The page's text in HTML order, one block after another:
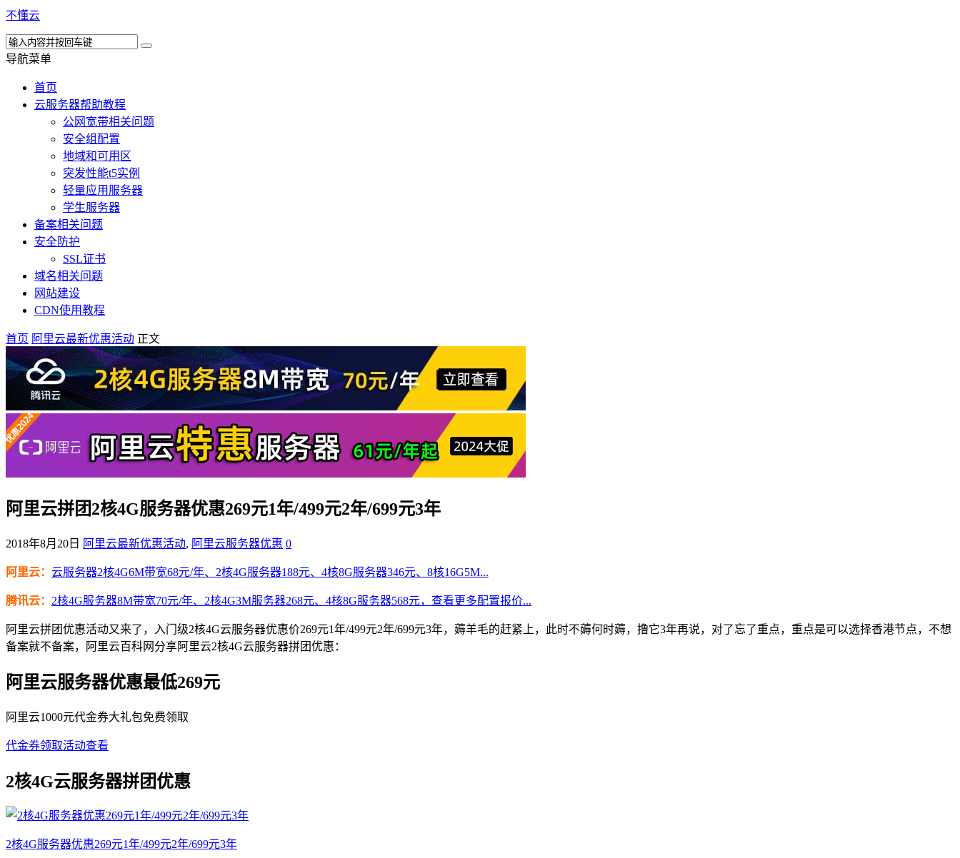
不懂云
导航菜单
首页
云服务器帮助教程
公网宽带相关问题
安全组配置
地域和可用区
突发性能t5实例
轻量应用服务器
学生服务器
备案相关问题
安全防护
SSL证书
域名相关问题
网站建设
CDN使用教程
首页 阿里云最新优惠活动 正文
阿里云拼团2核4G服务器优惠269元1年/499元2年/699元3年
2018年8月20日 阿里云最新优惠活动, 阿里云服务器优惠 0
阿里云： 云服务器2核4G6M带宽68元/年、2核4G服务器188元、4核8G服务器346元、8核16G5M...
腾讯云： 2核4G服务器8M带宽70元/年、2核4G3M服务器268元、4核8G服务器568元，查看更多配置报价...
阿里云拼团优惠活动又来了，入门级2核4G云服务器优惠价269元1年/499元2年/699元3年，薅羊毛的赶紧上，此时不薅何时薅，撸它3年再说，对了忘了重点，重点是可以选择香港节点，不想
备案就不备案，阿里云百科网分享阿里云2核4G云服务器拼团优惠：
阿里云服务器优惠最低269元
阿里云1000元代金券大礼包免费领取
代金券领取活动查看
2核4G云服务器拼团优惠
2核4G服务器优惠269元1年/499元2年/699元3年